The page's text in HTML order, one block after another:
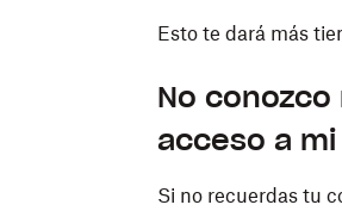
Esto te dará más
No
acceso a
Si no recuerdas tu